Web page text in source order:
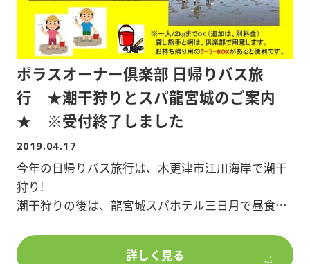
ポラスオーナー倶楽部 日帰りバス旅
行 ★潮干狩りとスパ龍宮城のご案内
★ ※受付終了しました
2019.04.17
今年の日帰りバス旅行は、木更津市江川海岸で潮干
狩り!
潮干狩りの後は、龍宮城スパホテル三日月で昼食バ
温泉でほっこり♪
詳しく見る